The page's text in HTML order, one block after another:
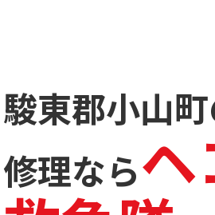
駿東郡小山
修理ならヘ